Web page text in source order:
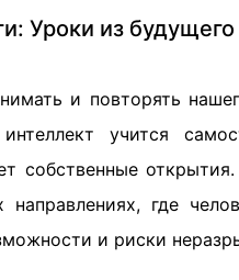
Уроки из
и повторять
учится
собственные
где
и риски